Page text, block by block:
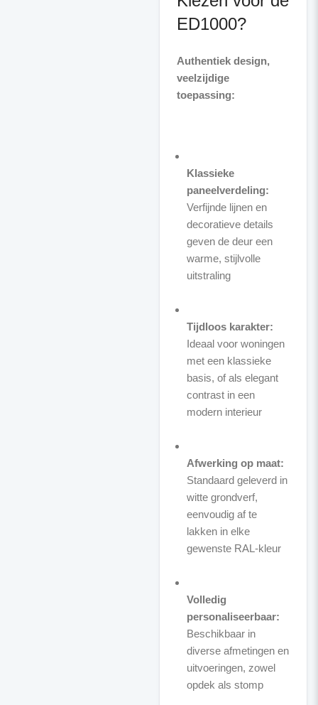
ED1000?
Authentiek design,
veelzijdige
toepassing:
Klassieke
paneelverdeling:
Verfijnde lijnen en
decoratieve details
geven de deur een
warme, stijlvolle
uitstraling
Tijdloos karakter:
Ideaal voor woningen
met een klassieke
basis, of als elegant
contrast in een
modern interieur
Afwerking op maat:
Standaard geleverd in
witte grondverf,
eenvoudig af te
lakken in elke
gewenste RAL-kleur
Volledig
personaliseerbaar:
Beschikbaar in
diverse afmetingen en
uitvoeringen, zowel
opdek als stomp